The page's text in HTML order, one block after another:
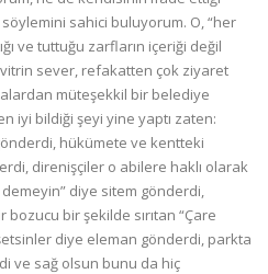
sahici buluyorum. O, “her
ve tuttuğu zarfların içeriği değil
sever, refakatten çok ziyaret
müteşekkil bir belediye
iyi bildiği şeyi yine yaptı zaten:
hükümete ve kentteki
direnişçiler o abilere haklı olarak
demeyin” diye sitem gönderdi,
bir şekilde sırıtan “Çare
diye eleman gönderdi, parkta
ve sağ olsun bunu da hiç